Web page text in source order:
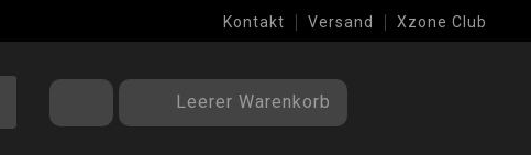
Kontakt Versand Xzone Club
Leerer Warenkorb